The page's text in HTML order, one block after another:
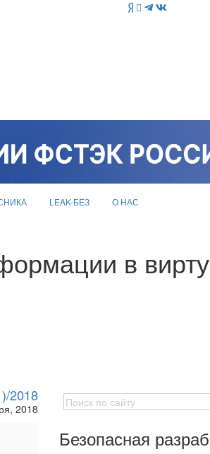
LEAK-БЕЗ О НАС
в
2018
2018
Безопасная